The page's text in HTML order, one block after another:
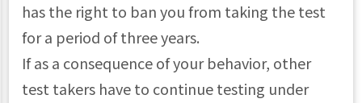
has the right to ban you from taking the test
for a period of three years.
If as a consequence of your behavior, other
test takers have to continue testing under